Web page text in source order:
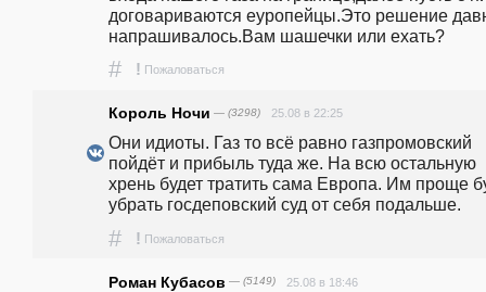
договариваются еуропейцы.Это решение
напрашивалось.Вам шашечки или ехать?
# ! Пожаловаться
Король Ночи — (3298) 25.08 в 22:25
Они идиоты. Газ то всё равно газпромовский
пойдёт и прибыль туда же. На всю остальную
хрень будет тратить сама Европа. Им проще
убрать госдеповский суд от себя подальше.
# ! Пожаловаться
Роман Кубасов — (5149) 25.08 в 18:46